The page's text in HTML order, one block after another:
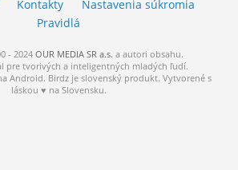
Kontakty
Nastavenia súkromia
Pravidlá
- 2024 OUR MEDIA SR a.s. a autori obsahu.
pre tvorivých a inteligentných mladých ľudí.
Android. Birdz je slovenský produkt. Vytvorené s
láskou ♥ na Slovensku.